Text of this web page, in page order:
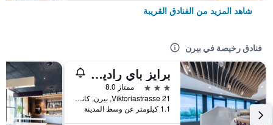
شاهد المزيد من الفنادق القريبة
فنادق رخيصة في بيرن
برايز باي راديسون، بيرن سيتي
3 نجوم
ممتاز 8.0
Viktoriastrasse 21, بيرن, كانتون برن, سويسرا
1.1 كيلومتر عن وسط المدينة